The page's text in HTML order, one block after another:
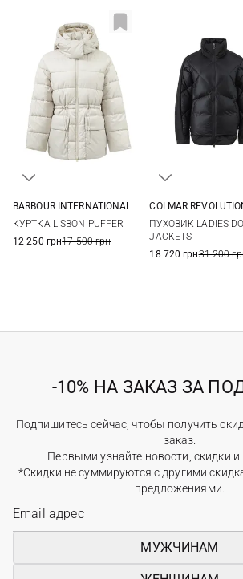
BARBOUR INTERNATIONAL
КУРТКА LISBON PUFFER
12 250 грн17 500 грн
COLMAR
ПУХОВИК LADIES
JACKETS
18 720 грн31 200
-10% НА ЗАКАЗ ЗА
Подпишитесь сейчас, чтобы получить
заказ.
Первыми узнайте новости, скидки и
*Скидки не суммируются с другими
предложениями.
МУЖЧИНАМ